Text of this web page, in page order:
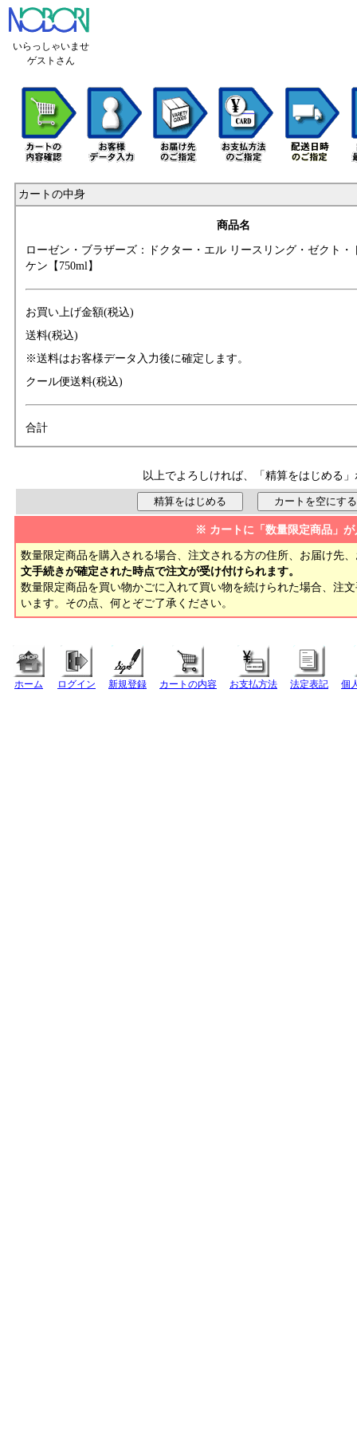
いらっしゃいませ
ゲストさん
カートの中身
商品名
ローゼン・ブラザーズ：ドクター・ エル リースリング ・ゼクト・
ケン【750ml】
お買い上げ金額(税込)
送料(税込)
※送料はお客様データ入力後に確定します。
クール便送料(税込)
合計
以上でよろしければ、「精算をはじめる
※ カートに「数量限定商品」
数量限定商品を購入される場合、注文される方の住所、お届け先
文手続きが確定された時点で注文が受け付けられます。
数量限定商品を買い物かごに入れて買い物を続けられた場合、注
います。その点、何とぞご了承ください。
ホーム ログイン 新規登録 カートの内容 お支払方法 法定表記 個